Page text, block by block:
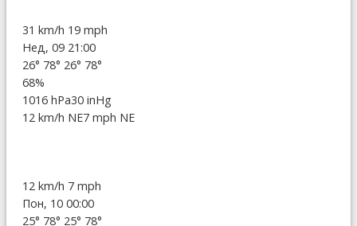
31 km/h 19 mph
Нед, 09 21:00
26° 78° 26° 78°
68%
1016 hPa30 inHg
12 km/h NE7 mph NE
12 km/h 7 mph
Пон, 10 00:00
25° 78° 25° 78°